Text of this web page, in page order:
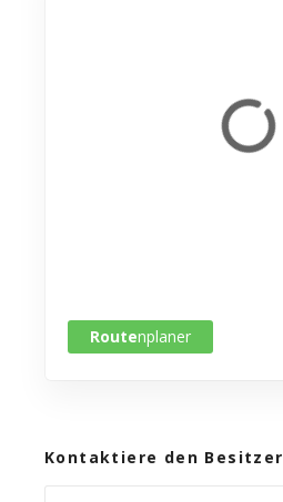
Routenplaner
Kontaktiere den Besitzer